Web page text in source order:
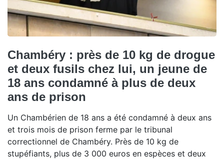
Chambéry : près de 10 kg de drogue
et deux fusils chez lui, un jeune de
18 ans condamné à plus de deux
ans de prison
Un Chambérien de 18 ans a été condamné à deux ans
et trois mois de prison ferme par le tribunal
correctionnel de Chambéry. Près de 10 kg de
stupéfiants, plus de 3 000 euros en espèces et deux